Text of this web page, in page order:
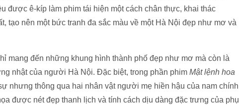
được ê-kíp làm phim tái hiện một cách chân thực, khai thác
tạo nên một bức tranh đa sắc màu về một Hà Nội đẹp như mơ và
mang đến những khung hình thành phố đẹp như mơ mà còn là
nhật của người Hà Nội. Đặc biệt, trong phần phim Mật lệnh hoa
nhưng thông qua hai nhân vật người mẹ hiền hậu của nam chính
được nét đẹp thanh lịch và tính cách dịu dàng đặc trưng của phụ